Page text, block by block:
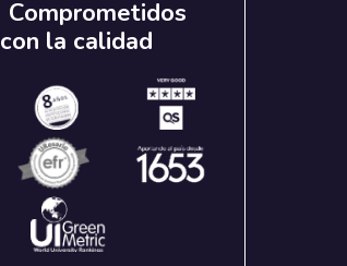
Comprometidos
con la calidad